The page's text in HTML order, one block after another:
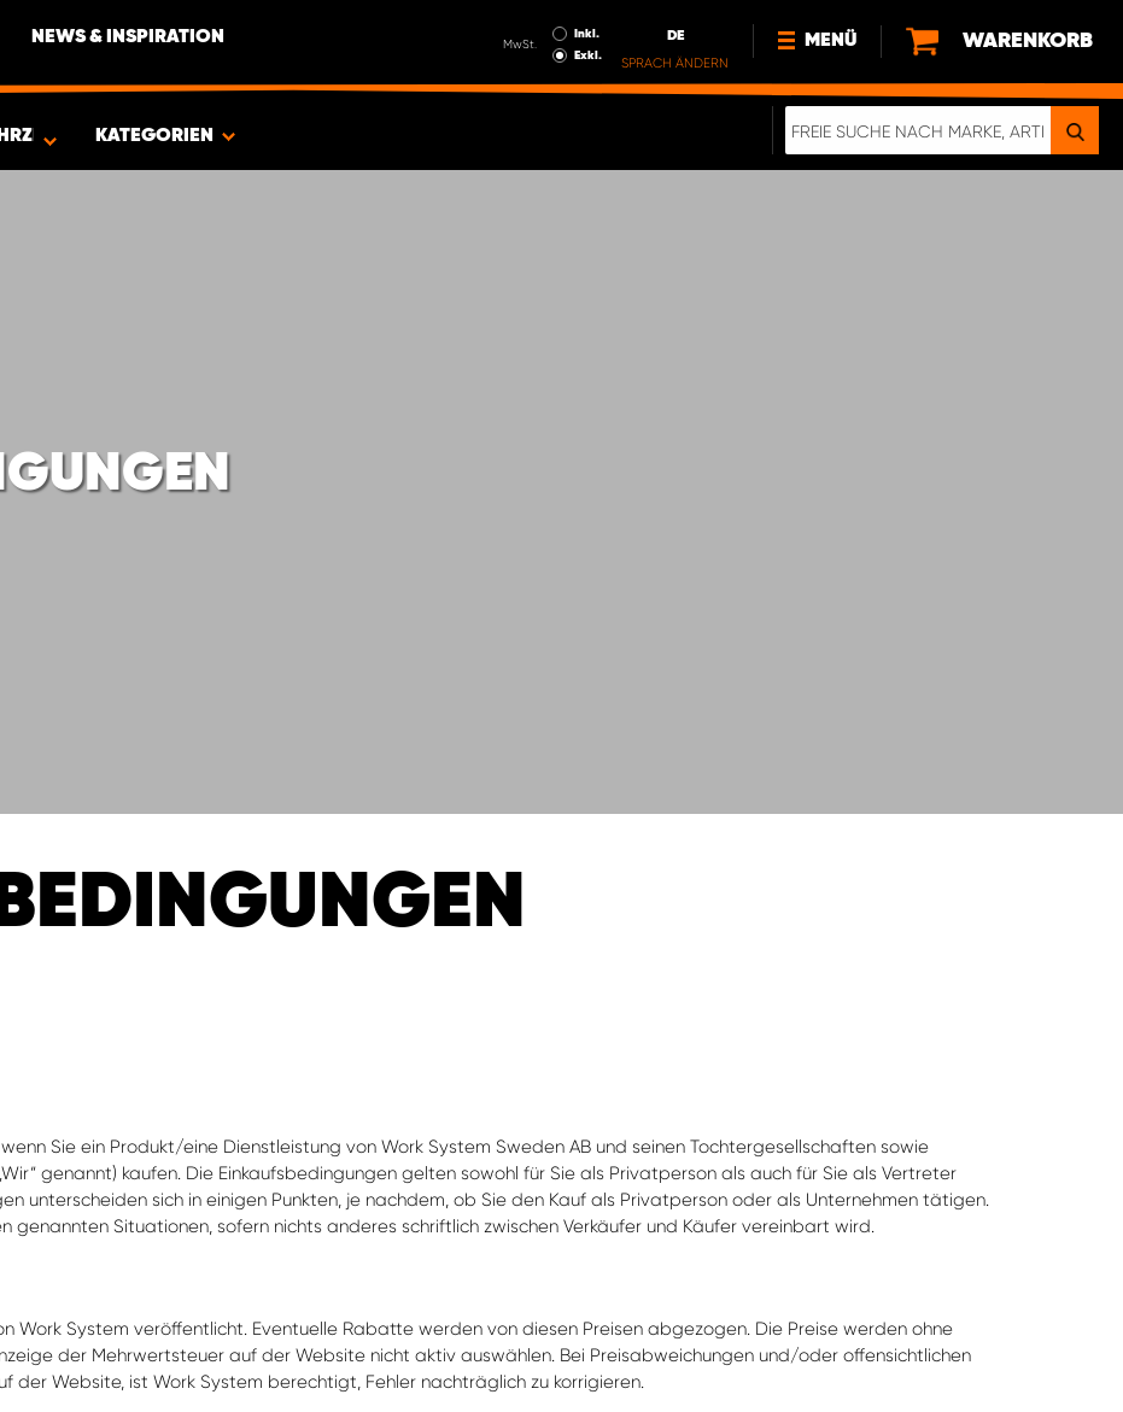
NEWS & INSPIRATION MwSt.
Inkl.
Exkl.
DE
SPRACH ÄNDERN
MENÜ
NEWS
WARENKORB
KATEGORIEN
Sie ein Produkt/eine Dienstleistung von Work System Sweden AB und seinen Tochtergesellschaften sowie
genannt) kaufen. Die Einkaufsbedingungen gelten sowohl für Sie als Privatperson als auch für Sie als Vertreter
unterscheiden sich in einigen Punkten, je nachdem, ob Sie den Kauf als Privatperson oder als Unternehmen tätigen.
genannten Situationen, sofern nichts anderes schriftlich zwischen Verkäufer und Käufer vereinbart wird.
Work System veröffentlicht. Eventuelle Rabatte werden von diesen Preisen abgezogen. Die Preise werden ohne
der Mehrwertsteuer auf der Website nicht aktiv auswählen. Bei Preisabweichungen und/oder offensichtlichen
der Website, ist Work System berechtigt, Fehler nachträglich zu korrigieren.